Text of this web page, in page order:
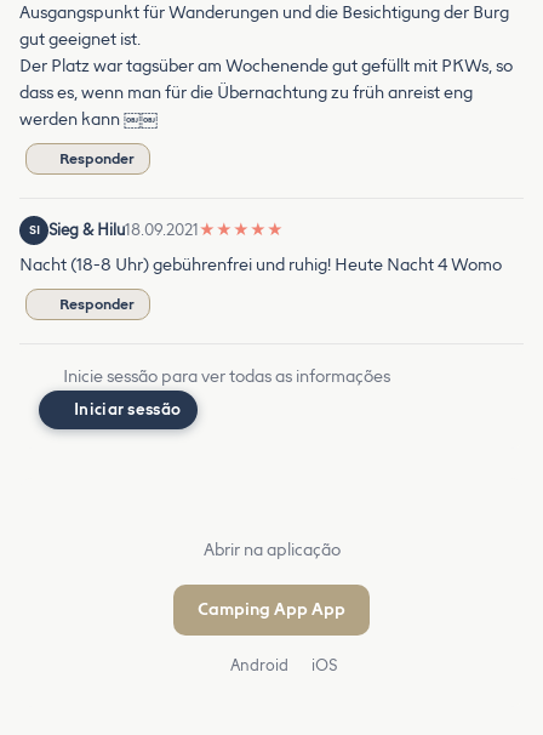
Ausgangspunkt für Wanderungen und die Besichtigung der Burg
gut geeignet ist.
Der Platz war tagsüber am Wochenende gut gefüllt mit PKWs, so
dass es, wenn man für die Übernachtung zu früh anreist eng
werden kann ￼￼
Responder
SI Sieg & Hilu18.09.2021★ ★ ★ ★ ★
Nacht (18-8 Uhr) gebührenfrei und ruhig! Heute Nacht 4 Womo
Responder
Inicie sessão para ver todas as informações
Iniciar sessão
Abrir na aplicação
Camping App App
Android iOS